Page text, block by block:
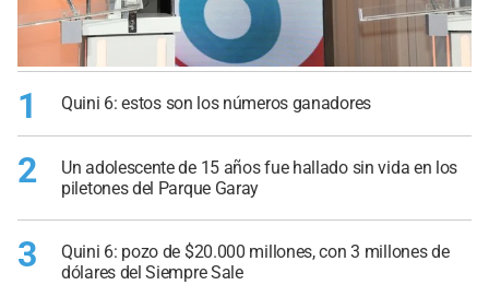
1 Quini 6: estos son los números ganadores
2
Un adolescente de 15 años fue hallado sin vida en los
piletones del Parque Garay
3
Quini 6: pozo de $20.000 millones, con 3 millones de
dólares del Siempre Sale